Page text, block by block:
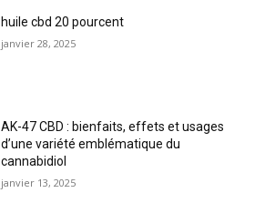
huile cbd 20 pourcent
janvier 28, 2025
AK-47 CBD : bienfaits, effets et usages
d’une variété emblématique du
cannabidiol
janvier 13, 2025